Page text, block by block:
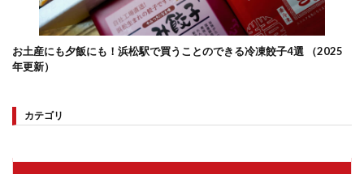
お土産にも夕飯にも！浜松駅で買うことのできる冷凍餃子4選 （2025
年更新）
カテゴリ